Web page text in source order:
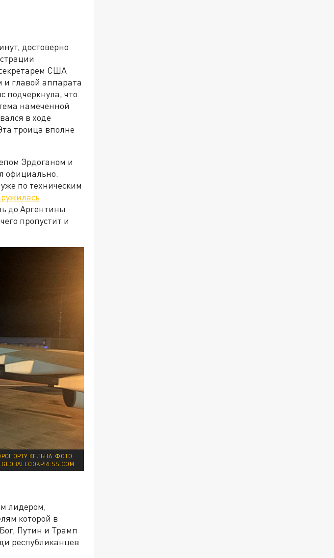
достоверно
США
главой аппарата
подчеркнула, что
намеченной
в ходе
троица вполне
Эрдоганом и
официально.
по техническим
до Аргентины
пропустит и
КЕЛЬНА. ФОТО:
лидером,
которой в
Путин и Трамп
республиканцев